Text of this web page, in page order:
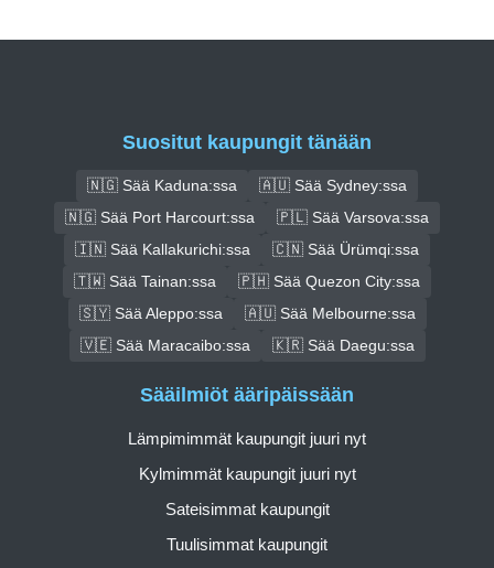
Suositut kaupungit tänään
🇳🇬 Sää Kaduna:ssa
🇦🇺 Sää Sydney:ssa
🇳🇬 Sää Port Harcourt:ssa
🇵🇱 Sää Varsova:ssa
🇮🇳 Sää Kallakurichi:ssa
🇨🇳 Sää Ürümqi:ssa
🇹🇼 Sää Tainan:ssa
🇵🇭 Sää Quezon City:ssa
🇸🇾 Sää Aleppo:ssa
🇦🇺 Sää Melbourne:ssa
🇻🇪 Sää Maracaibo:ssa
🇰🇷 Sää Daegu:ssa
Sääilmiöt ääripäissään
Lämpimimmät kaupungit juuri nyt
Kylmimmät kaupungit juuri nyt
Sateisimmat kaupungit
Tuulisimmat kaupungit